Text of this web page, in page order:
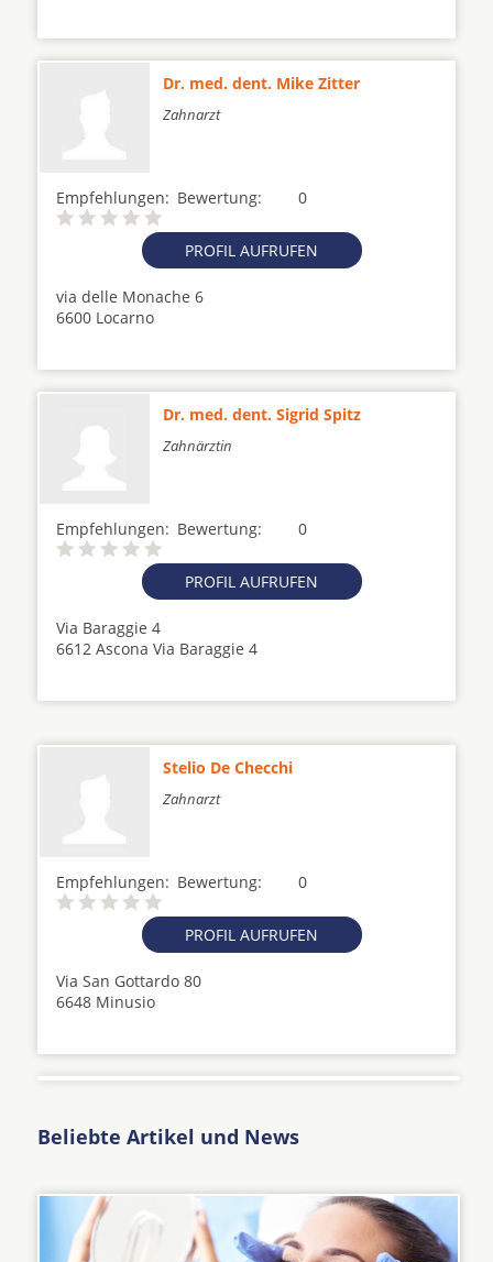
Dr. med. dent. Mike Zitter
Zahnarzt
Empfehlungen: 0
Bewertung:
PROFIL AUFRUFEN
via delle Monache 6
6600 Locarno
Dr. med. dent. Sigrid Spitz
Zahnärztin
Empfehlungen: 0
Bewertung:
PROFIL AUFRUFEN
Via Baraggie 4
6612 Ascona Via Baraggie 4
Stelio De Checchi
Zahnarzt
Empfehlungen: 0
Bewertung:
PROFIL AUFRUFEN
Via San Gottardo 80
6648 Minusio
Beliebte Artikel und News